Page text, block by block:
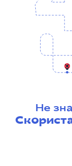
Не